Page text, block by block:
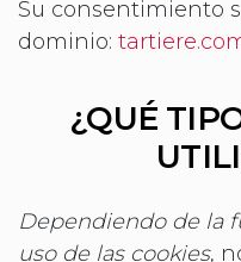
Su consentimiento
dominio:
¿QUÉ
Dependiendo de la
uso de las cookies,